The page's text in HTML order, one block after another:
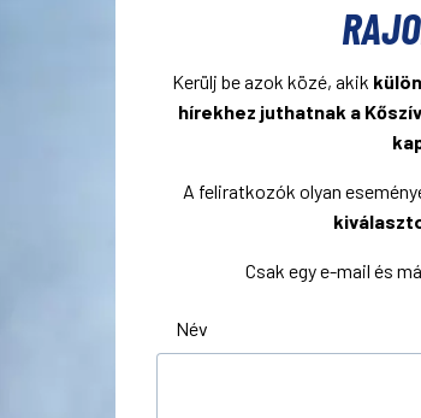
Kerülj be azok közé, akik
hírekhez juthatnak a
A feliratkozók olyan
Csak egy e-mail és
Név